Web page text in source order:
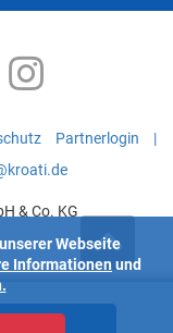
Partnerlogin
|
& Co. KG
Webseite
Informationen und